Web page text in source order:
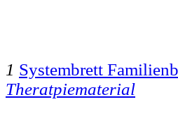
1 Systembrett
Theratpiematerial